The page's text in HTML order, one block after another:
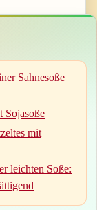
Sahnesoße
Sojasoße
mit
leichten Soße: